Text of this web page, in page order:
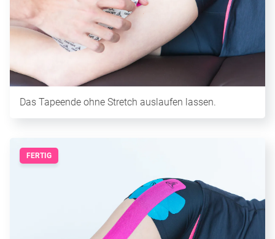
Das Tapeende ohne Stretch auslaufen lassen.
FERTIG